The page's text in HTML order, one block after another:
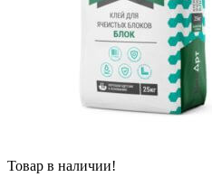
Товар в наличии!